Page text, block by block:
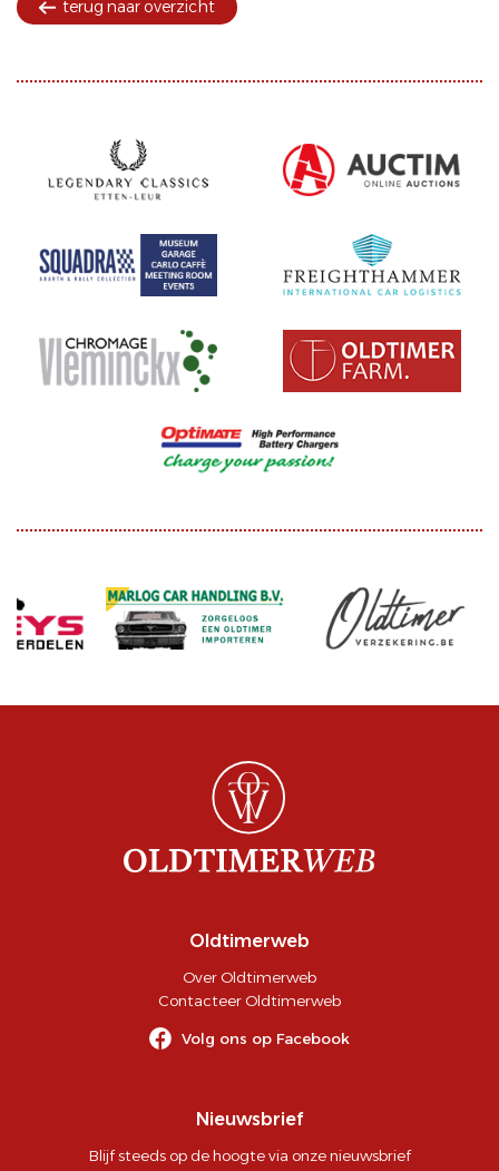
terug naar overzicht
Oldtimerweb
Over Oldtimerweb
Contacteer Oldtimerweb
Volg ons op Facebook
Nieuwsbrief
Blijf steeds op de hoogte via onze nieuwsbrief